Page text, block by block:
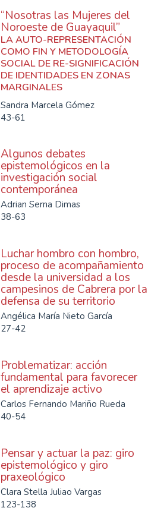
“Nosotras las Mujeres del
Noroeste de Guayaquil”
LA AUTO-REPRESENTACIÓN
COMO FIN Y METODOLOGÍA
SOCIAL DE RE-SIGNIFICACIÓN
DE IDENTIDADES EN ZONAS
MARGINALES
Sandra Marcela Gómez
43-61
Algunos debates
epistemológicos en la
investigación social
contemporánea
Adrian Serna Dimas
38-63
Luchar hombro con hombro,
proceso de acompañamiento
desde la universidad a los
campesinos de Cabrera por la
defensa de su territorio
Angélica María Nieto García
27-42
Problematizar: acción
fundamental para favorecer
el aprendizaje activo
Carlos Fernando Mariño Rueda
40-54
Pensar y actuar la paz: giro
epistemológico y giro
praxeológico
Clara Stella Juliao Vargas
123-138